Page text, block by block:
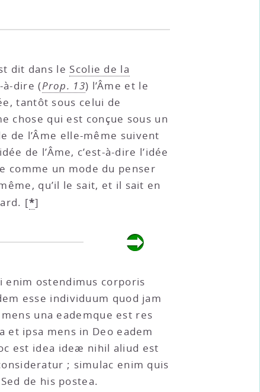
dit dans le Scolie de la
à-dire (Prop. 13) l’Âme et le
tantôt sous celui de
chose qui est conçue sous un
de l’Âme elle-même suivent
de l’Âme, c’est-à-dire l’idée
comme un mode du penser
qu’il le sait, et il sait en
[*]
ostendimus corporis
esse individuum quod jam
una eademque est res
ipsa mens in Deo eadem
est idea ideæ nihil aliud est
; simulac enim quis
de his postea.